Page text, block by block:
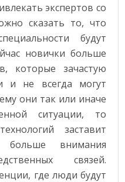
экспертов со
сказать то, что
будут
новички больше
которые зачастую
и не всегда могут
они так или иначе
ситуации, то
заставит
больше внимания
связей.
где люди будут